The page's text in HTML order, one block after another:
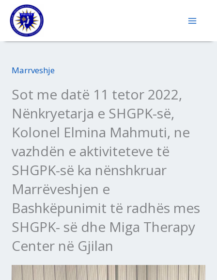
content
Marrveshje
Sot me datë 11 tetor 2022,
Nënkryetarja e SHGPK-së,
Kolonel Elmina Mahmuti, ne
vazhdën e aktiviteteve të
SHGPK-së ka nënshkruar
Marrëveshjen e
Bashkëpunimit të radhës mes
SHGPK- së dhe Miga Therapy
Center në Gjilan